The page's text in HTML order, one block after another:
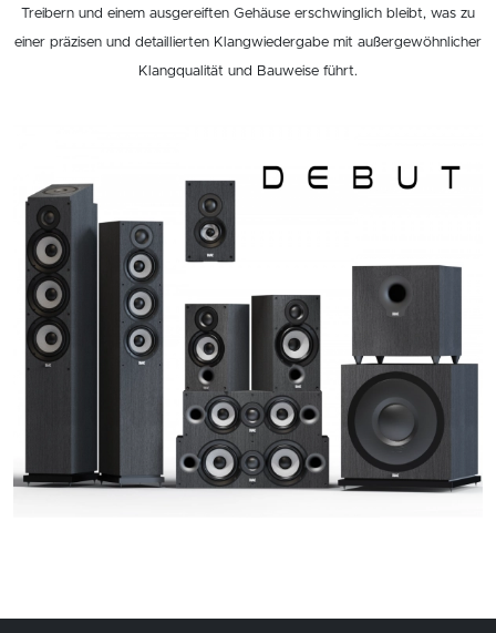
Treibern und einem ausgereiften Gehäuse erschwinglich bleibt, was zu
einer präzisen und detaillierten Klangwiedergabe mit außergewöhnlicher
Klangqualität und Bauweise führt.